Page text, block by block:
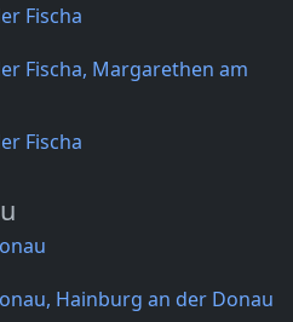
Fischa
Fischa, Margarethen am
Fischa
Hainburg an der Donau